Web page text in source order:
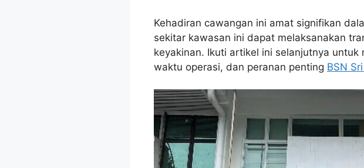
Kehadiran cawangan ini amat signifikan
sekitar kawasan ini dapat melaksanakan
keyakinan. Ikuti artikel ini selanjutnya
waktu operasi, dan peranan penting BSN